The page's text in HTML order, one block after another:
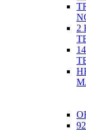
2